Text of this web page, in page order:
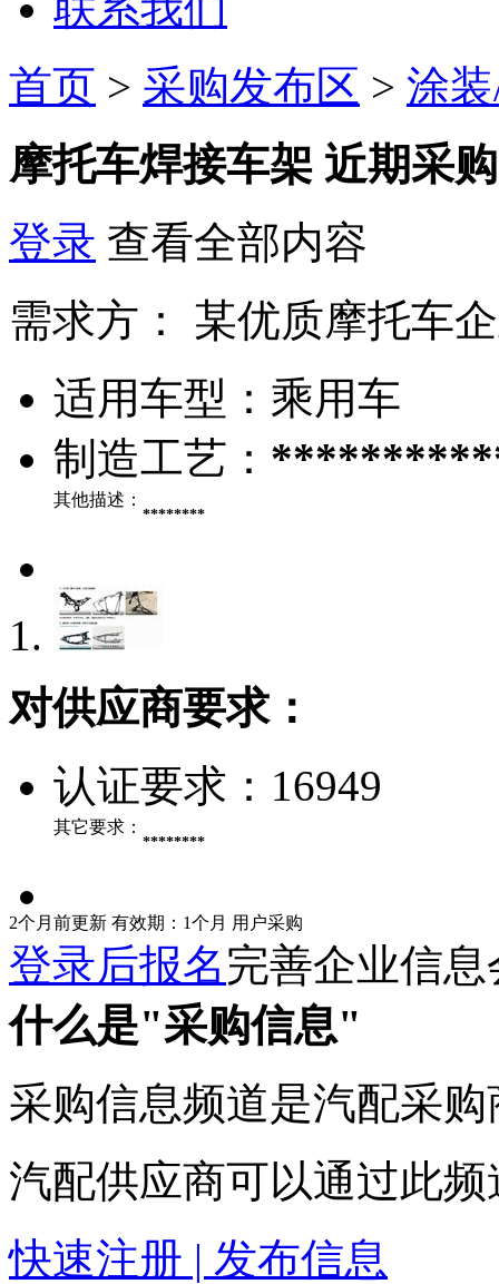
首页 > 采购发布区 > 涂
摩托车焊接车架 近期采购
登录 查看全部内容
需求方：
某优质摩托车
适用车型： 乘用车
制造工艺：
其他描述：
********
对供应商要求：
认证要求： 16949
其它要求：
********
2个月前更新 有效期：1个月 用户采购
登录后报名完善企业信
什么是"采购信息"
采购信息频道是汽配采
汽配供应商可以通过此
快速注册 | 发布信息